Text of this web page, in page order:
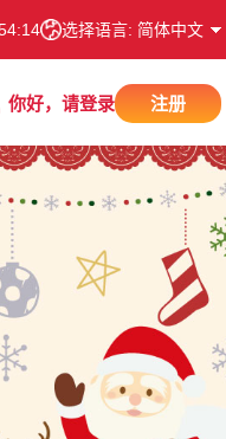
选择语言: 简体中文
你好，请登录 注册